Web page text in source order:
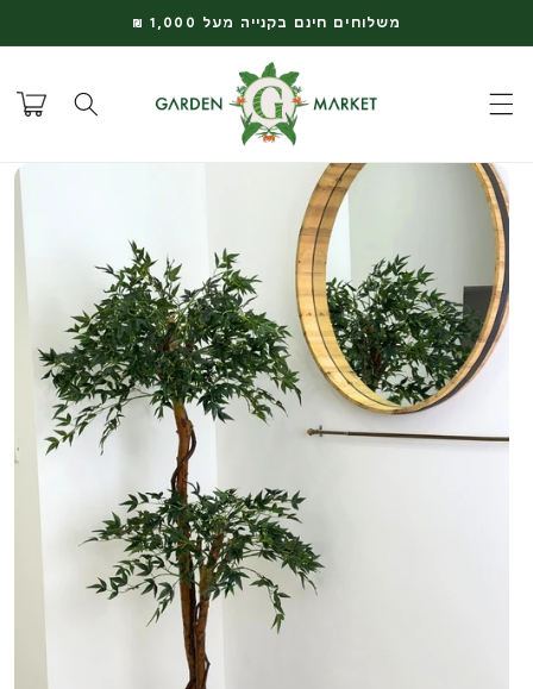
לתוכן
משלוחים חינם בקנייה מעל 1,000 ₪
עגלת
קניות
דלג
למידע
על
המוצר